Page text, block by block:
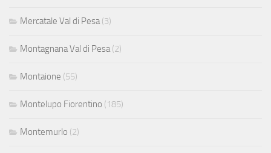
Mercatale Val di Pesa(3)
Montagnana Val di Pesa(2)
Montaione (55)
Montelupo Fiorentino (185)
Montemurlo (2)